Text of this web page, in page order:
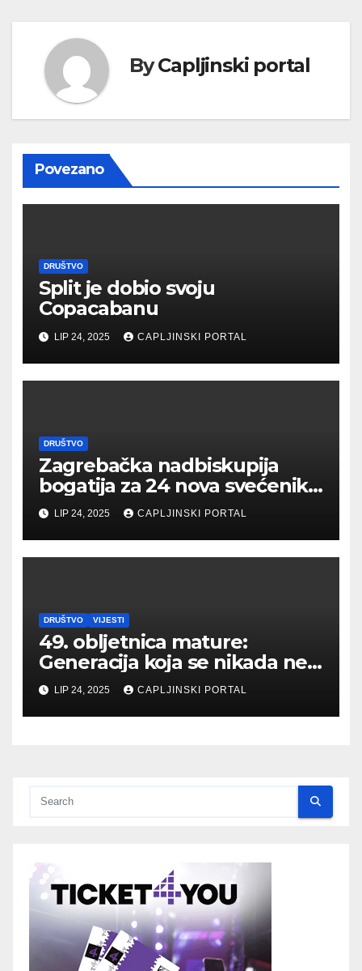
ByCapljinski portal
Povezano
DRUŠTVO
Split je dobio svoju
Copacabanu
LIP 24, 2025 CAPLJINSKI PORTAL
DRUŠTVO
Zagrebačka nadbiskupija
bogatija za 24 nova svećenika
– među njima i ljubušak
LIP 24, 2025 CAPLJINSKI PORTAL
DRUŠTVO VIJESTI
49. obljetnica mature:
Generacija koja se nikada ne
zaboravlja
LIP 24, 2025 CAPLJINSKI PORTAL